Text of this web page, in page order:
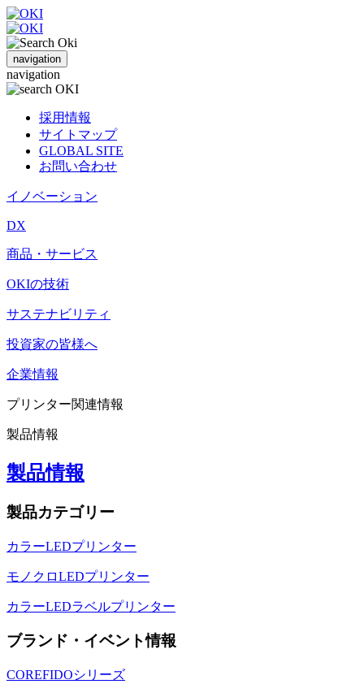
navigation
navigation
採用情報
サイトマップ
GLOBAL SITE
お問い合わせ
イノベーション
DX
商品・サービス
OKIの技術
サステナビリティ
投資家の皆様へ
企業情報
プリンター関連情報
製品情報
製品情報
製品カテゴリー
カラーLEDプリンター
モノクロLEDプリンター
カラーLEDラベルプリンター
ブランド・イベント情報
COREFIDOシリーズ